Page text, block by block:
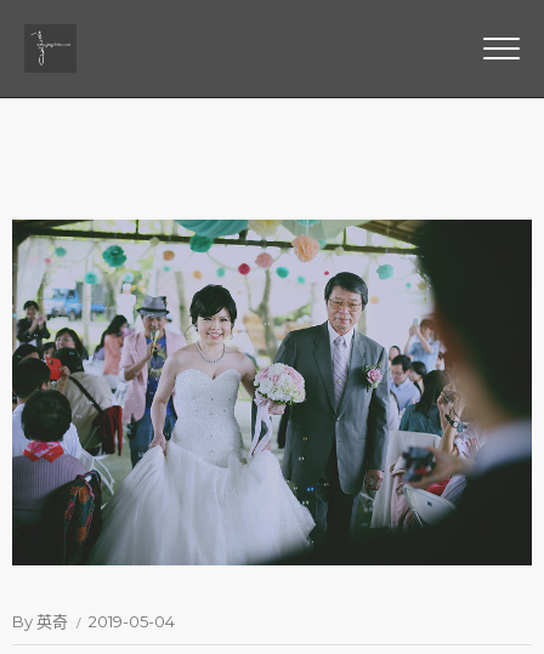
By英奇 2019-05-04